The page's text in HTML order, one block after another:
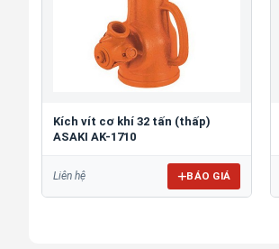
Kích vít cơ khí 32 tấn (thấp)
ASAKI AK-1710
Liên hệ BÁO GIÁ